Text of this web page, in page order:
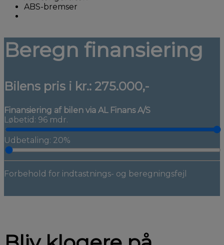
ABS-bremser
Beregn finansiering
Bilens pris i kr.: 275.000,-
Finansiering af bilen via AL Finans A/S
Løbetid: 96 mdr.
Udbetaling: 20%
Forbehold for indtastnings- og beregningsfejl